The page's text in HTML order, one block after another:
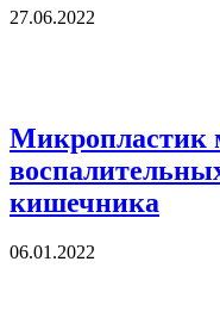
27.06.2022
Микропластик
кишечника
06.01.2022